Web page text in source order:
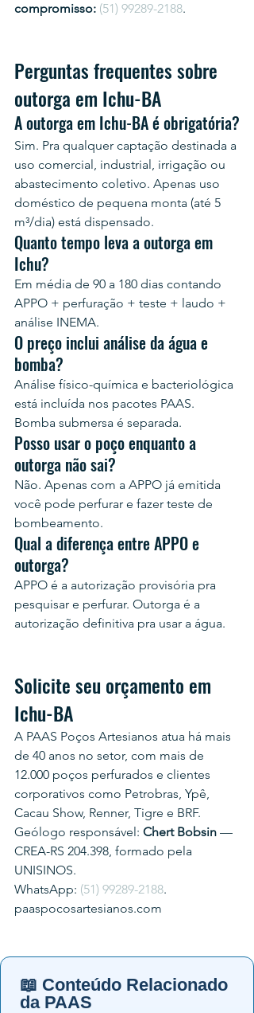
compromisso: (51) 99289-2188.
Perguntas frequentes sobre
outorga em Ichu-BA
A outorga em Ichu-BA é obrigatória?
Sim. Pra qualquer captação destinada a
uso comercial, industrial, irrigação ou
abastecimento coletivo. Apenas uso
doméstico de pequena monta (até 5
m³/dia) está dispensado.
Quanto tempo leva a outorga em
Ichu?
Em média de 90 a 180 dias contando
APPO + perfuração + teste + laudo +
análise INEMA.
O preço inclui análise da água e
bomba?
Análise físico-química e bacteriológica
está incluída nos pacotes PAAS.
Bomba submersa é separada.
Posso usar o poço enquanto a
outorga não sai?
Não. Apenas com a APPO já emitida
você pode perfurar e fazer teste de
bombeamento.
Qual a diferença entre APPO e
outorga?
APPO é a autorização provisória pra
pesquisar e perfurar. Outorga é a
autorização definitiva pra usar a água.
Solicite seu orçamento em
Ichu-BA
A PAAS Poços Artesianos atua há mais
de 40 anos no setor, com mais de
12.000 poços perfurados e clientes
corporativos como Petrobras, Ypê,
Cacau Show, Renner, Tigre e BRF.
Geólogo responsável: Chert Bobsin —
CREA-RS 204.398, formado pela
UNISINOS.
WhatsApp: (51) 99289-2188.
paaspocosartesianos.com
📖 Conteúdo Relacionado
da PAAS